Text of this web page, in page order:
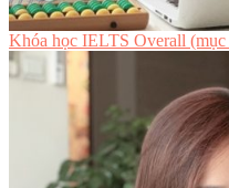
Khóa học IELTS Overall